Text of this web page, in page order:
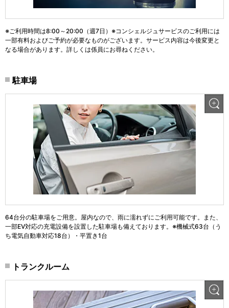
※ご利用時間は8:00～20:00（週7日）※コンシェルジュサービスのご利用には
一部有料およびご予約が必要なものがございます。サービス内容は今後変更と
なる場合があります。詳しくは係員にお尋ねください。
駐車場
64台分の駐車場をご用意。屋内なので、雨に濡れずにご利用可能です。また、
一部EV対応の充電設備を設置した駐車場も備えております。※機械式63台（う
ち電気自動車対応18台）・平置き1台
トランクルーム